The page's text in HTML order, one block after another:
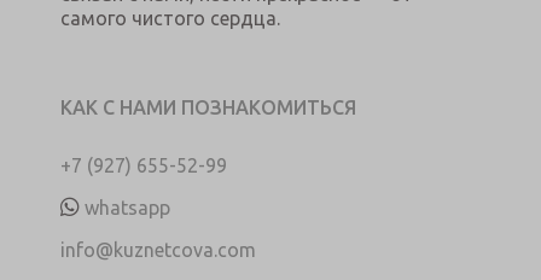
самого чистого сердца.
КАК С НАМИ ПОЗНАКОМИТЬСЯ
+7 (927) 655-52-99
whatsapp
info@kuznetcova.com